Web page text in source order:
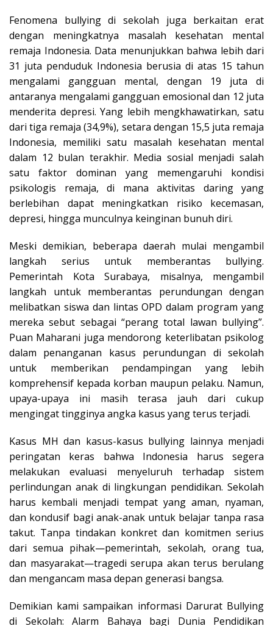
Fenomena bullying di sekolah juga berkaitan erat
dengan meningkatnya masalah kesehatan mental
remaja Indonesia. Data menunjukkan bahwa lebih dari
31 juta penduduk Indonesia berusia di atas 15 tahun
mengalami gangguan mental, dengan 19 juta di
antaranya mengalami gangguan emosional dan 12 juta
menderita depresi. Yang lebih mengkhawatirkan, satu
dari tiga remaja (34,9%), setara dengan 15,5 juta remaja
Indonesia, memiliki satu masalah kesehatan mental
dalam 12 bulan terakhir. Media sosial menjadi salah
satu faktor dominan yang memengaruhi kondisi
psikologis remaja, di mana aktivitas daring yang
berlebihan dapat meningkatkan risiko kecemasan,
depresi, hingga munculnya keinginan bunuh diri.​
Meski demikian, beberapa daerah mulai mengambil
langkah serius untuk memberantas bullying.
Pemerintah Kota Surabaya, misalnya, mengambil
langkah untuk memberantas perundungan dengan
melibatkan siswa dan lintas OPD dalam program yang
mereka sebut sebagai “perang total lawan bullying”.
Puan Maharani juga mendorong keterlibatan psikolog
dalam penanganan kasus perundungan di sekolah
untuk memberikan pendampingan yang lebih
komprehensif kepada korban maupun pelaku. Namun,
upaya-upaya ini masih terasa jauh dari cukup
mengingat tingginya angka kasus yang terus terjadi.​
Kasus MH dan kasus-kasus bullying lainnya menjadi
peringatan keras bahwa Indonesia harus segera
melakukan evaluasi menyeluruh terhadap sistem
perlindungan anak di lingkungan pendidikan. Sekolah
harus kembali menjadi tempat yang aman, nyaman,
dan kondusif bagi anak-anak untuk belajar tanpa rasa
takut. Tanpa tindakan konkret dan komitmen serius
dari semua pihak—pemerintah, sekolah, orang tua,
dan masyarakat—tragedi serupa akan terus berulang
dan mengancam masa depan generasi bangsa.
Demikian kami sampaikan informasi Darurat Bullying
di Sekolah: Alarm Bahaya bagi Dunia Pendidikan